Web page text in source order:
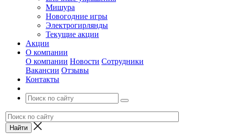
Мишура
Новогодние игры
Электрогирлянды
Текущие акции
Акции
О компании
О компании Новости Сотрудники
Вакансии Отзывы
Контакты